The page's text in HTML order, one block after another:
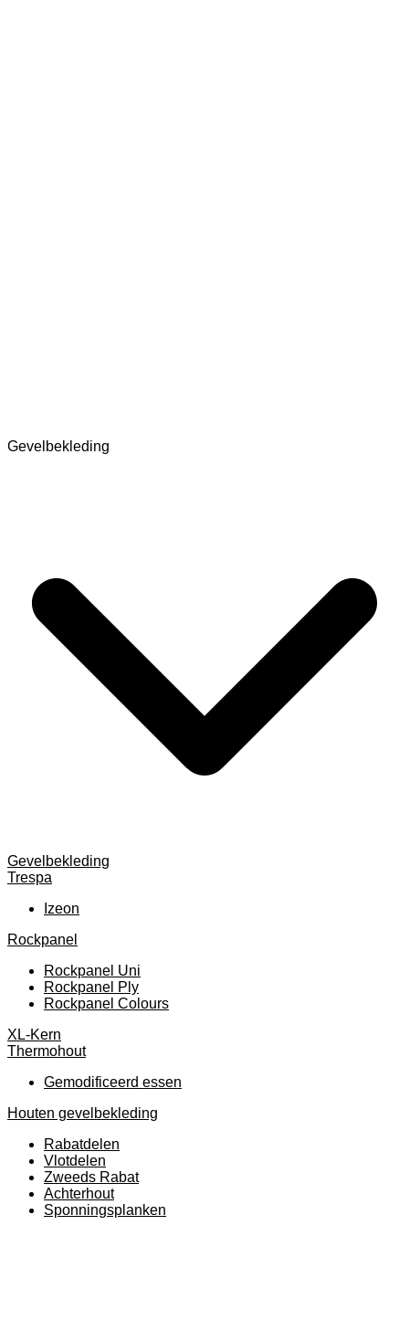
Gevelbekleding
Gevelbekleding
Trespa
Izeon
Rockpanel
Rockpanel Uni
Rockpanel Ply
Rockpanel Colours
XL-Kern
Thermohout
Gemodificeerd essen
Houten gevelbekleding
Rabatdelen
Vlotdelen
Zweeds Rabat
Achterhout
Sponningsplanken